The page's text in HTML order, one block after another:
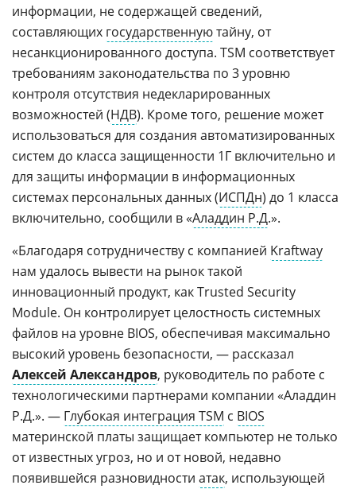
информации, не содержащей сведений,
составляющих государственнуютайну, от
несанкционированного доступа. TSM соответствует
требованиям законодательства по 3 уровню
контроля отсутствия недекларированных
возможностей (НДВ). Кроме того, решение может
использоваться для создания автоматизированных
систем до класса защищенности 1Г включительно и
для защиты информации в информационных
системах персональных данных (ИСПДн) до 1 класса
включительно, сообщили в «Аладдин Р.Д.».
«Благодаря сотрудничеству с компанией Kraftway
нам удалось вывести на рынок такой
инновационный продукт, как Trusted Security
Module. Он контролирует целостность системных
файлов на уровне BIOS, обеспечивая максимально
высокий уровень безопасности, — рассказал
Алексей Александров, руководитель по работе с
технологическими партнерами компании «Аладдин
Р.Д.». — Глубокая интеграция TSM с BIOS
материнской платы защищает компьютер не только
от известных угроз, но и от новой, недавно
появившейся разновидности атак, использующей